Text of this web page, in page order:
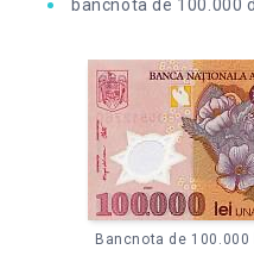
bancnota de 100.000
Bancnota de